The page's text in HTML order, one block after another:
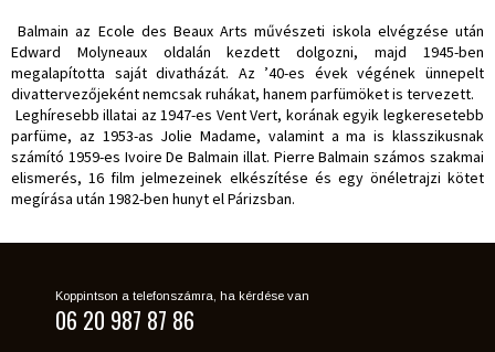
Balmain az Ecole des Beaux Arts művészeti iskola elvégzése után
Edward Molyneaux oldalán kezdett dolgozni, majd 1945-ben
megalapította saját divatházát. Az ’40-es évek végének ünnepelt
divattervezőjeként nemcsak ruhákat, hanem parfümöket is tervezett.
Leghíresebb illatai az 1947-es Vent Vert, korának egyik legkeresetebb
parfüme, az 1953-as Jolie Madame, valamint a ma is klasszikusnak
számító 1959-es Ivoire De Balmain illat. Pierre Balmain számos szakmai
elismerés, 16 film jelmezeinek elkészítése és egy önéletrajzi kötet
megírása után 1982-ben hunyt el Párizsban.
Koppintson a telefonszámra, ha kérdése van
06 20 987 87 86